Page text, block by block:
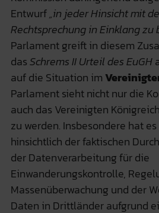
Entwurf„in jeder Hinsicht mit
Rechtsprechung in Einklang zu
Parlament greift in diesem
dasSchrems II Urteil des EuGH
auf die Situation im
Parlament sieht nicht nur die
auch das Vereinigten
zu werden. Insbesondere hat
hinsichtlich der faktischen
der Datenverarbeitung für die
Einwanderungskontrolle,
Massenüberwachung und der
Daten in Drittländer aufgrund